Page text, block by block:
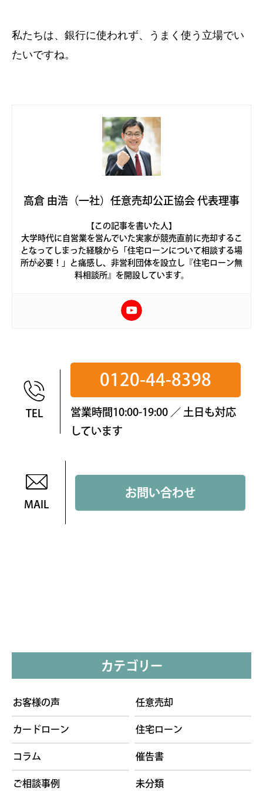
私たちは、銀行に使われず、うまく使う立場でい
たいですね。
高倉 由浩（一社）任意売却公正協会 代表理事
【この記事を書いた人】
大学時代に自営業を営んでいた実家が競売直前に売却するこ
となってしまった経験から「住宅ローンについて相談する場
所が必要！」と痛感し、非営利団体を設立し『住宅ローン無
料相談所』を開設しています。
TEL
0120-44-8398
営業時間10:00-19:00 ／ 土日も対応
しています
MAIL
お問い合わせ
カテゴリー
お客様の声
カードローン
コラム
ご相談事例
任意売却
住宅ローン
催告書
未分類